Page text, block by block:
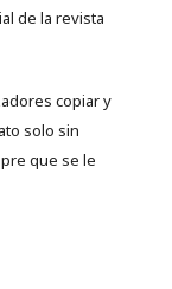
de la revista
copiar y
solo sin
que se le